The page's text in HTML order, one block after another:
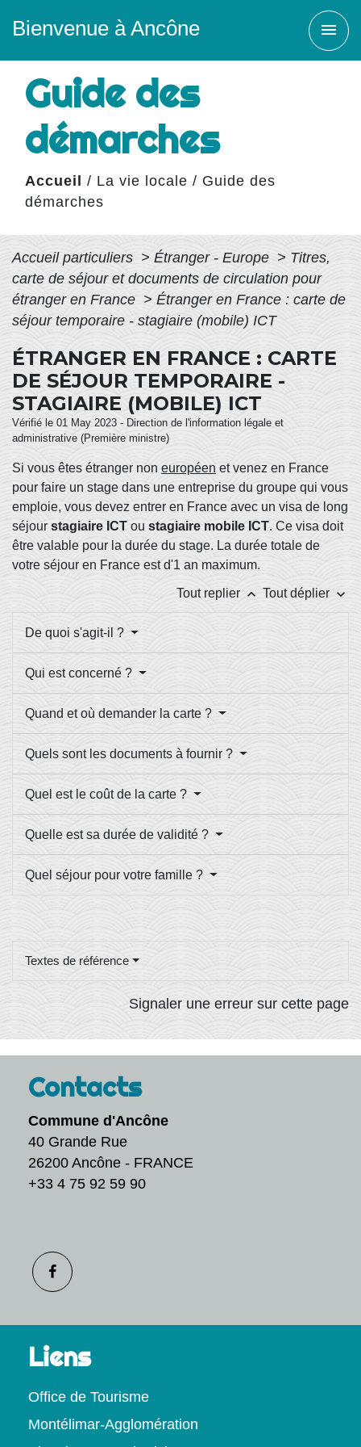
Bienvenue à Ancône menu
Guide des
démarches
Accueil / La vie locale / Guide des
démarches
Accueil particuliers > Étranger - Europe > Titres,
carte de séjour et documents de circulation pour
étranger en France > Étranger en France : carte de
séjour temporaire - stagiaire (mobile) ICT
ÉTRANGER EN FRANCE : CARTE
DE SÉJOUR TEMPORAIRE -
STAGIAIRE (MOBILE) ICT
Vérifié le 01 May 2023 - Direction de l'information légale et
administrative (Première ministre)
Si vous êtes étranger non européen et venez en France
pour faire un stage dans une entreprise du groupe qui vous
emploie, vous devez entrer en France avec un visa de long
séjour stagiaire ICT ou stagiaire mobile ICT. Ce visa doit
être valable pour la durée du stage. La durée totale de
votre séjour en France est d'1 an maximum.
Tout replier keyboard_arrow_up Tout déplier keyboard_arrow_down
De quoi s'agit-il ?
Qui est concerné ?
Quand et où demander la carte ?
Quels sont les documents à fournir ?
Quel est le coût de la carte ?
Quelle est sa durée de validité ?
Quel séjour pour votre famille ?
Textes de référence
Signaler une erreur sur cette page
Contacts
Commune d'Ancône
40 Grande Rue
26200 Ancône - FRANCE
+33 4 75 92 59 90
Liens
Office de Tourisme
Montélimar-Agglomération